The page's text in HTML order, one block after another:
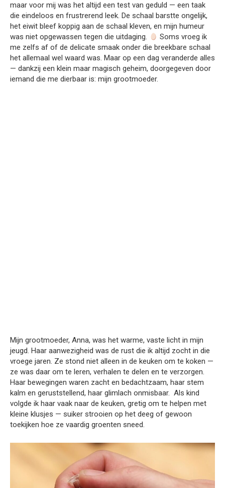
maar voor mij was het altijd een test van geduld — een taak
die eindeloos en frustrerend leek. De schaal barstte ongelijk,
het eiwit bleef koppig aan de schaal kleven, en mijn humeur
was niet opgewassen tegen die uitdaging.
Soms vroeg ik
me zelfs af of de delicate smaak onder die breekbare schaal
het allemaal wel waard was. Maar op een dag veranderde alles
— dankzij een klein maar magisch geheim, doorgegeven door
iemand die me dierbaar is: mijn grootmoeder.
Mijn grootmoeder, Anna, was het warme, vaste licht in mijn
jeugd. Haar aanwezigheid was de rust die ik altijd zocht in die
vroege jaren. Ze stond niet alleen in de keuken om te koken —
ze was daar om te leren, verhalen te delen en te verzorgen.
Haar bewegingen waren zacht en bedachtzaam, haar stem
kalm en geruststellend, haar glimlach onmisbaar. Als kind
volgde ik haar vaak naar de keuken, gretig om te helpen met
kleine klusjes — suiker strooien op het deeg of gewoon
toekijken hoe ze vaardig groenten sneed.